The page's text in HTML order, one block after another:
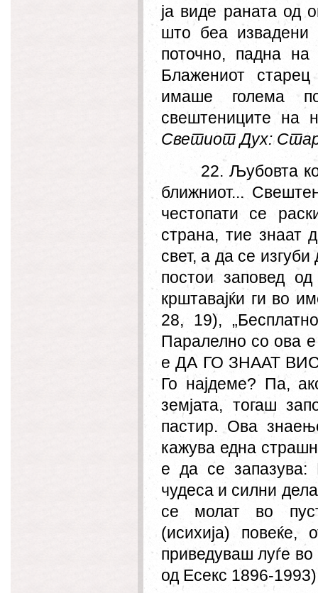
ја виде раната од
што беа извадени
поточно, падна
Блажениот
имаше голема
свештениците на
Светиот Дух:
22. Љубовта
ближниот...
честопати се
страна, тие знаат
свет, а да се
постои заповед од
крштавајќи ги во
28, 19), „
Паралелно со ова е
е ДА ГО ЗНААТ
Го најдеме? Па,
земјата, тогаш
пастир. Ова
кажува една
е да се запазува:
чудеса и силни
се молат во
(исихија) повеќе,
приведуваш луѓе
од Есекс 1896-1993)